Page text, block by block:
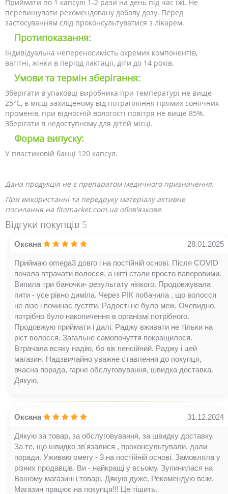
Приймати по 1 капсулі 1-2 рази на день під час їжі. Не
перевищувати рекомендовану добову дозу. Перед
застосуванням слід проконсультуватися з лікарем.
Протипоказання:
Індивідуальна непереносимість окремих компонентів,
вагітні, жінки в період лактації, діти до 14 років.
Умови та термін зберігання:
Зберігати в упаковці виробника при температурі не вище
25°C, в місці захищеному від потрапляння прямих сонячних
променів, при відносній вологості повітря не вище 85%.
Зберігати в недоступному для дітей місці.
Форма випуску:
У пластиковій банці 120 капсул.
Дана продукція не є препаратом медичного призначення.
При використанні та передруку матеріалу активне
посилання на fitomarket.com.ua обов'язкове.
Відгуки покупців 5
Оксана 28.01.2025
Приймаю omega3 довго і на постійній основі. Після COVID
почала втрачати волосся, а нігті стали просто паперовими.
Випила три баночки- результату ніякого. Продовжувала
пити - усе рівно диміла. Через РІК побачила , що волосся
не лізе і починає густіти. Радості не було меж. Очевидно,
потрібно було накопичення в організмі потрібного.
Продовжую приймати і далі. Раджу вживати не тільки на
ріст волосся. Загальне самопочуття покращилося.
Втрачала всяку надію, бо вік пенсійний. Раджу і цей
магазин. Надзвичайно уважне ставлення до покупця,
вчасна порада, гарне обслуговування, швидка доставка.
Дякую.
Оксана 31.12.2024
Дякую за товар, за обслуговування, за швидку доставку.
За те, що швидко зв'язалися , проконсультували, дали
поради. Уживаю омегу - 3 на постійній основі. Замовляла у
різних продавців. Ви - найкращі у всьому. Зупинилася на
Вашому магазині і товарі. Дякую дуже. Рекомендую всім.
Магазин працює на покупця!!! Це тішить.